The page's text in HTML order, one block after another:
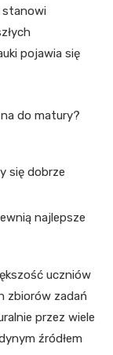
stanowi
pojawia się
do matury?
się dobrze
najlepsze
uczniów
zbiorów zadań
przez wiele
źródłem